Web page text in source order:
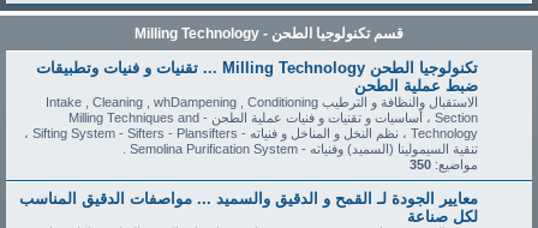
قسم تكنولوجيا الطحن - Milling Technology
تكنولوجيا الطحن Milling Technology ... تقنيات و فنيات وتطبيقات
ضبط عملية الطحن
الاستقبال والنظافة و الترطيب Intake , Cleaning , whDampening , Conditioning
Section ، أساسيات و تقنيات و فنيات عملية الطحن - Milling Techniques and
Technology ، نظم النخل و المناخل و فنياته - Sifting System - Sifters - Plansifters ،
تنقية السيمولينا (السميد) وفنياته - Semolina Purification System .
مواضيع: 350
معايير الجودة لـ القمح و الدقيق والسميد ... مواصفات الدقيق المناسب
لكل صناعة